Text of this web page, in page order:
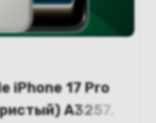
iPhone 17 Pro
A3257,